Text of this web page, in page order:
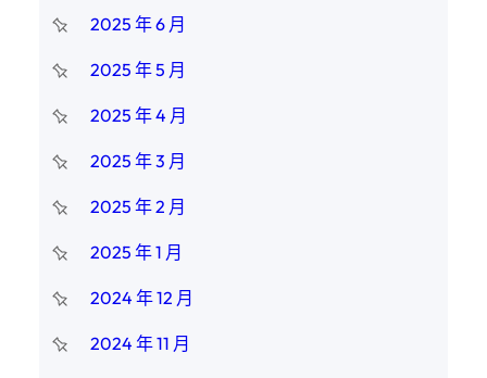
2025 年 6 月
2025 年 5 月
2025 年 4 月
2025 年 3 月
2025 年 2 月
2025 年 1 月
2024 年 12 月
2024 年 11 月